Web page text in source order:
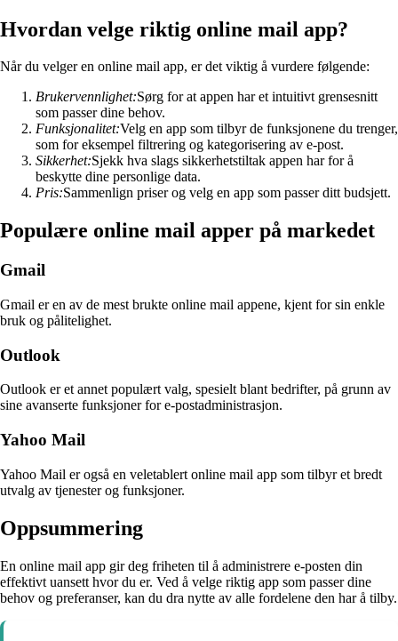
Hvordan velge riktig online mail app?
Når du velger en online mail app, er det viktig å vurdere følgende:
Brukervennlighet:Sørg for at appen har et intuitivt grensesnitt
som passer dine behov.
Funksjonalitet:Velg en app som tilbyr de funksjonene du trenger,
som for eksempel filtrering og kategorisering av e-post.
Sikkerhet:Sjekk hva slags sikkerhetstiltak appen har for å
beskytte dine personlige data.
Pris:Sammenlign priser og velg en app som passer ditt budsjett.
Populære online mail apper på markedet
Gmail
Gmail er en av de mest brukte online mail appene, kjent for sin enkle
bruk og pålitelighet.
Outlook
Outlook er et annet populært valg, spesielt blant bedrifter, på grunn av
sine avanserte funksjoner for e-postadministrasjon.
Yahoo Mail
Yahoo Mail er også en veletablert online mail app som tilbyr et bredt
utvalg av tjenester og funksjoner.
Oppsummering
En online mail app gir deg friheten til å administrere e-posten din
effektivt uansett hvor du er. Ved å velge riktig app som passer dine
behov og preferanser, kan du dra nytte av alle fordelene den har å tilby.